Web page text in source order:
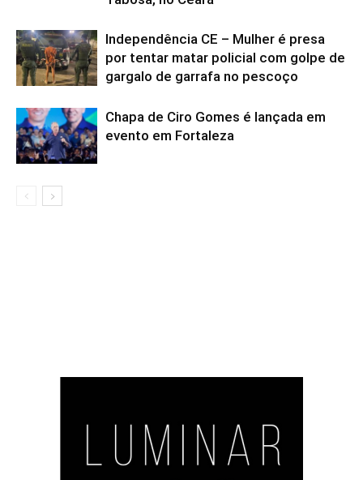
Independência CE – Mulher é presa
por tentar matar policial com golpe de
gargalo de garrafa no pescoço
Chapa de Ciro Gomes é lançada em
evento em Fortaleza